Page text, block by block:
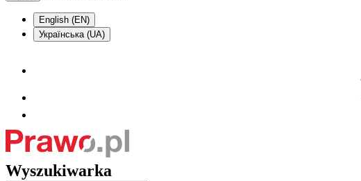
English (EN)
Українська (UA)
Wyszukiwarka